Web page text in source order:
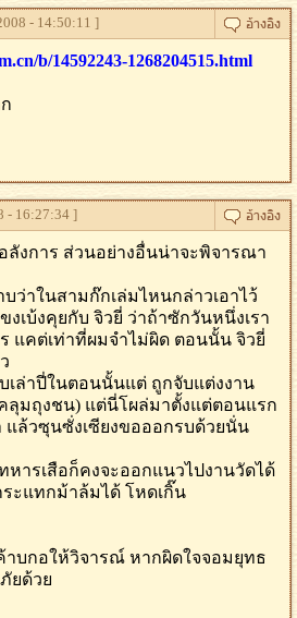
- 14:50:11 ]
b/14592243-1268204515.html
- 16:27:34 ]
ลังการ ส่วนอย่างอื่นน่าจะพิจารณา
ว่าในสามก๊กเล่มไหนกล่าวเอาไว้
เบ้งคุยกับ จิวยี่ ว่าถ้าซักวันหนึ่งเรา
แคต่เท่าที่ผมจำไม่ผิด ตอนนั้น จิวยี่
เล่าปี่ในตอนนั้นแต่ ถูกจับแต่งงาน
ลุมถุงชน) แต่นี่โผล่มาตั้งแต่ตอนแรก
แล้วซุนซั่งเซียงขอออกรบด้วยนั่น
หารเสือก็คงจะออกแนวไปงานวัดได้
ระแทกม้าล้มได้ โหดเกิ๊น
าบกอให้วิจารณ์ หากผิดใจจอมยุทธ
ยด้วย